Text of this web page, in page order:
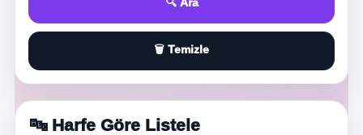
🗑️ Temizle
🔤 Harfe Göre Listele